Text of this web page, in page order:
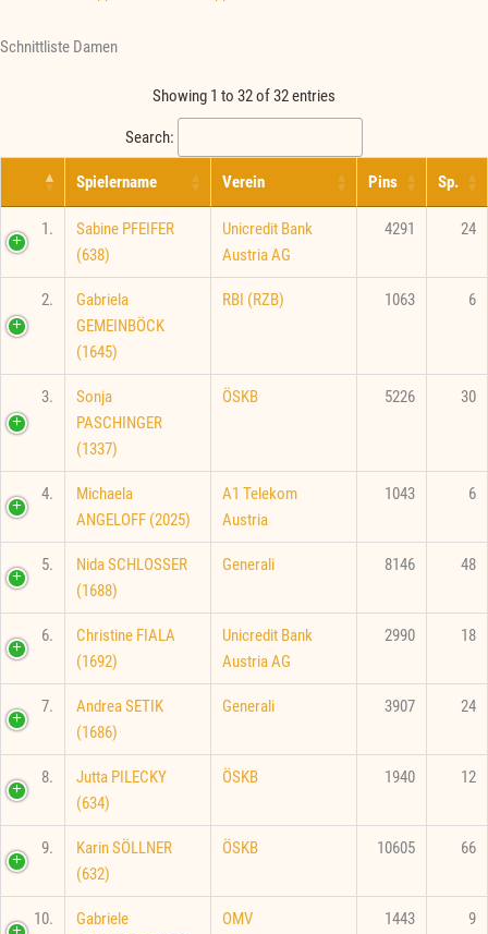
Schnittliste Damen
Showing 1 to 32 of 32 entries
Search:
Spielername Verein Pins Sp.
1.
Sabine PFEIFER
(638)
Unicredit Bank
Austria AG
4291 24
2.
Gabriela
GEMEINBÖCK
(1645)
RBI (RZB) 1063 6
3.
Sonja
PASCHINGER
(1337)
ÖSKB 5226 30
4.
Michaela
ANGELOFF (2025)
A1 Telekom
Austria
1043 6
5.
Nida SCHLOSSER
(1688)
Generali 8146 48
6.
Christine FIALA
(1692)
Unicredit Bank
Austria AG
2990 18
7.
Andrea SETIK
(1686)
Generali 3907 24
8.
Jutta PILECKY
(634)
ÖSKB 1940 12
9.
Karin SÖLLNER
(632)
ÖSKB 10605 66
10.
Gabriele
OMV 1443 9